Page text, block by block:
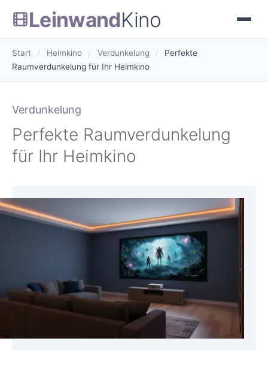
LeinwandKino
Start / Heimkino / Verdunkelung /
Perfekte
Raumverdunkelung für Ihr Heimkino
Verdunkelung
Perfekte Raumverdunkelung
für Ihr Heimkino